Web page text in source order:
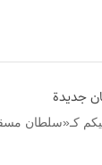
جديدة
أن خلفت والدي يوم 18 جمادى